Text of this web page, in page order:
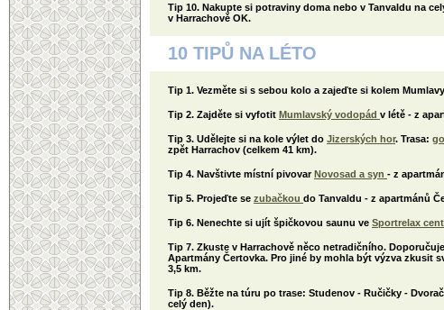
Tip 10. Nakupte si potraviny doma nebo v Tanvaldu na
v Harrachově OK.
10 TIPŮ NA LÉTO
Tip 1. Vezměte si s sebou kolo a zajeďte si kolem
Tip 2. Zajděte si vyfotit Mumlavský vodopád v létě - z
Tip 3. Udělejte si na kole výlet do Jizerských hor. Trasa:
zpět Harrachov (celkem 41 km).
Tip 4. Navštivte místní pivovarNovosad a syn - z
Tip 5. Projeďte se zubačkou do Tanvaldu - z apartmánů
Tip 6. Nenechte si ujít špičkovou saunu ve Sportrelax
Tip 7. Zkuste v Harrachově něco netradičního.
Apartmány Čertovka. Pro jiné by mohla být výzva zkusit
3,5 km.
Tip 8. Běžte na túru po trase: Studenov - Ručičky -
celý den).